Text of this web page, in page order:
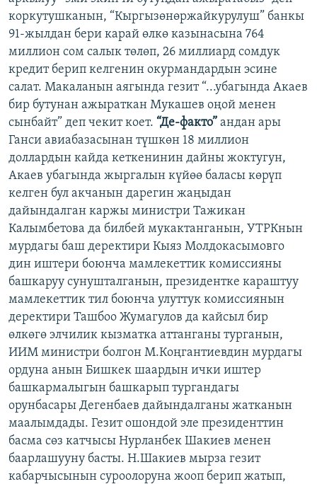
коркутушканын, “Кыргызөнөржайкурулуш” банкы
91-жылдан бери карай өлкө казынасына 764
миллион сом салык төлөп, 26 миллиард сомдук
кредит берип келгенин окурмандардын эсине
салат. Макаланын аягында гезит “...убагында Акаев
бир бутунан ажыраткан Мукашев оңой менен
сынбайт” деп чекит коет. “Де-факто” андан ары
Ганси авиабазасынан түшкөн 18 миллион
доллардын кайда кеткенинин дайны жоктугун,
Акаев убагында жыргалын күйөө баласы көрүп
келген бул акчанын дарегин жаңыдан
дайындалган каржы министри Тажикан
Калымбетова да билбей мукактанганын, УТРКнын
мурдагы баш деректири Кыяз Молдокасымовго
дин иштери боюнча мамлекеттик комиссияны
башкаруу сунушталганын, президентке караштуу
мамлекеттик тил боюнча улуттук комиссиянын
деректири Ташбоо Жумагулов да кайсыл бир
өлкөгө элчилик кызматка аттанганы турганын,
ИИМ министри болгон М.Коңгантиевдин мурдагы
ордуна анын Бишкек шаардын ички иштер
башкармалыгын башкарып тургандагы
орунбасары Дегенбаев дайындалганы жатканын
маалымдады. Гезит ошондой эле президенттин
басма сөз катчысы Нурланбек Шакиев менен
баарлашууну басты. Н.Шакиев мырза гезит
кабарчысынын суроолоруна жооп берип жатып,